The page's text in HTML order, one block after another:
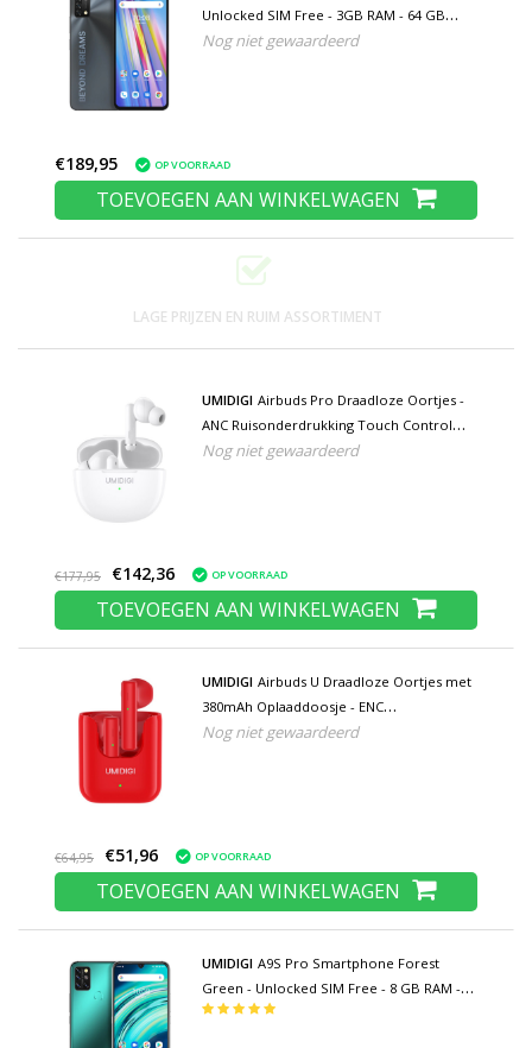
Unlocked SIM Free - 3GB RAM - 64 GB
Opslag - 16MP Triple Camera - 5150mAh
Nog niet gewaardeerd
€189,95 OP VOORRAAD
TOEVOEGEN AAN WINKELWAGEN
LAGE PRIJZEN EN RUIM ASSORTIMENT
UMIDIGI Airbuds Pro Draadloze Oortjes -
ANC Ruisonderdrukking Touch Control
Oordopjes TWS Bluetooth 5.1 Earphones
Nog niet gewaardeerd
€177,95 €142,36 OP VOORRAAD
TOEVOEGEN AAN WINKELWAGEN
UMIDIGI Airbuds U Draadloze Oortjes met
380mAh Oplaaddoosje - ENC
Ruisonderdrukking Touch Control
Nog niet gewaardeerd
€64,95 €51,96 OP VOORRAAD
TOEVOEGEN AAN WINKELWAGEN
UMIDIGI A9S Pro Smartphone Forest
Green - Unlocked SIM Free - 8 GB RAM -
128 GB Opslag - 48MP Quad Camera -